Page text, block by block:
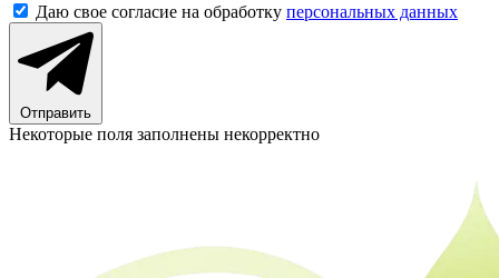
Даю свое согласие на обработку персональных данных
Отправить
Некоторые поля заполнены некорректно